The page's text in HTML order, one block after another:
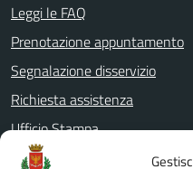
Leggi le FAQ
Prenotazione appuntamento
Segnalazione disservizio
Richiesta assistenza
Ufficio Stampa
Amministrazione Trasparente